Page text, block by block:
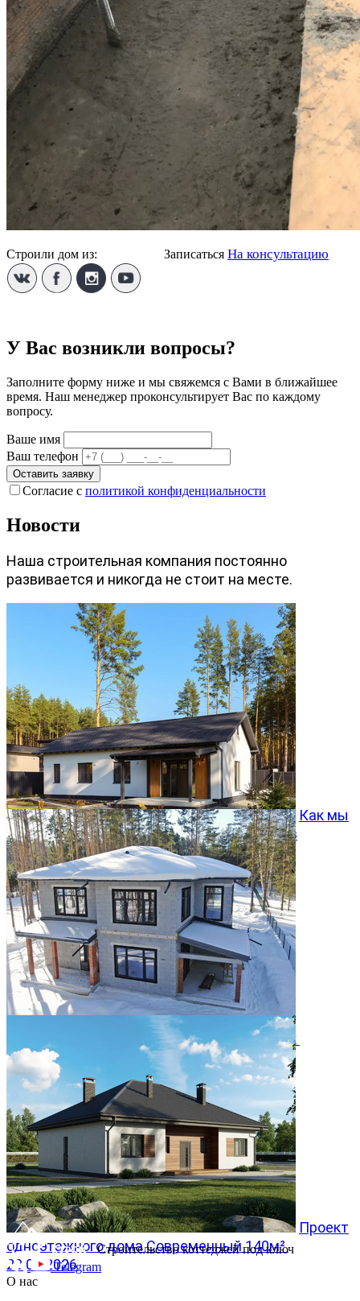
Строили дом из: Записаться На консультацию
У Вас возникли вопросы?
Заполните форму ниже и мы свяжемся с Вами в ближайшее
время. Наш менеджер проконсультирует Вас по каждому
вопросу.
Ваше имя
Ваш телефон
Оставить заявку
Согласие с политикой конфиденциальности
Новости
Наша строительная компания постоянно
развивается и никогда не стоит на месте.
Как мы
превращаем типовой проект Хвойный 96 в
особенный дом
05.08.2026
Двухэтажный дом 366м² в КП Заповедник
28.07.2026
Проект
одноэтажного дома Современный 140м²
20.07.2026
Строительство коттеджей под ключ
Telegram
О нас